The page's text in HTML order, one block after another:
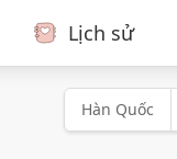
Lịch sử
Hàn Quốc